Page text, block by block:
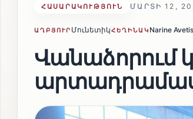
ՀԱՍԱՐԱԿՈՒԹՅՈՒՆ ՄԱՐՏԻ 12,
ԱՂԲՅՈՒՐ ՄունետիկՀԵՂԻՆԱԿ Narine
Վանաձորում